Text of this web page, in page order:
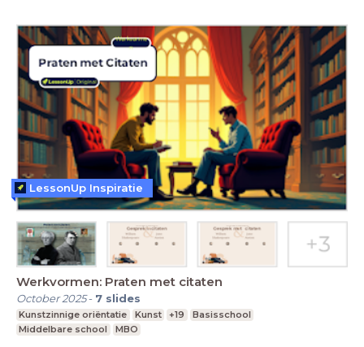
Werkvormen: Praten met citaten
October 2025- 7 slides
Kunstzinnige oriëntatie Kunst +19
Basisschool
Middelbare school
MBO
LessonUp Inspiratie